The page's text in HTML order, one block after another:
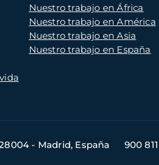
Nuestro trabajo en África
Nuestro trabajo en América
Nuestro trabajo en Asia
Nuestro trabajo en España
- Madrid, España 900